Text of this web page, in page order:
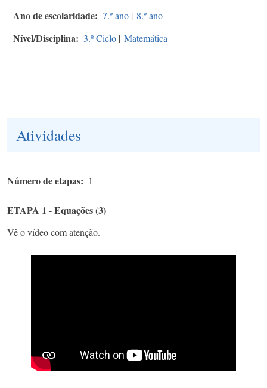
Ano de escolaridade 7.º ano | 8.º ano
Nível/Disciplina 3.º Ciclo | Matemática
Atividades
Número de etapas 1
ETAPA 1 - Equações (3)
Vê o vídeo com atenção.